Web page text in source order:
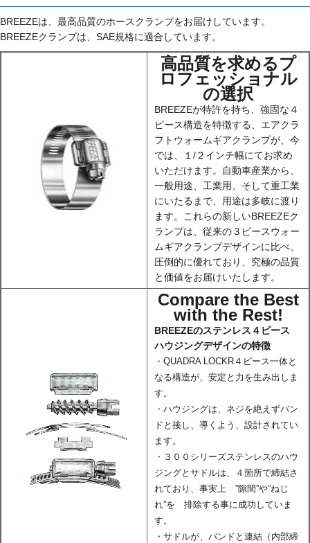
BREEZEは、最高品質のホースクランプをお届けしています。
BREEZEクランプは、SAE規格に適合しています。
高品質を求めるプ
ロフェッショナル
の選択
BREEZEが特許を持ち、強固な４
ピース構造を特徴する、エアクラ
フトウォームギアクランプが、今
では、１/２インチ幅にてお求め
いただけます。自動車産業から、
一般用途、工業用、そして重工業
にいたるまで、用途は多岐に渡り
ます。これらの新しいBREEZEク
ランプは、従来の３ピースウォー
ムギアクランプデザインに比べ、
圧倒的に優れており、究極の品質
と価値をお届けいたします。
Compare the Best
with the Rest!
BREEZEのステンレス４ピース
ハウジングデザインの特徴
・QUADRA LOCKR４ピース一体と
なる構造が、安定と力を生み出しま
す。
・ハウジングは、ネジを絶えずバン
ドと接し、導くよう、設計されてい
ます。
・３００シリーズステンレスのハウ
ジングとサドルは、４箇所で締結さ
れており、事実上 ”隙間”や”ねじ
れ”を 排除する事に成功していま
す。
・サドルが、バンドと連結（内部締